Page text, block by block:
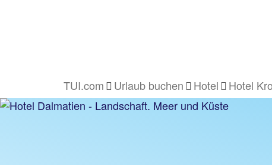
TUI.com Urlaub buchen Hotel Hotel